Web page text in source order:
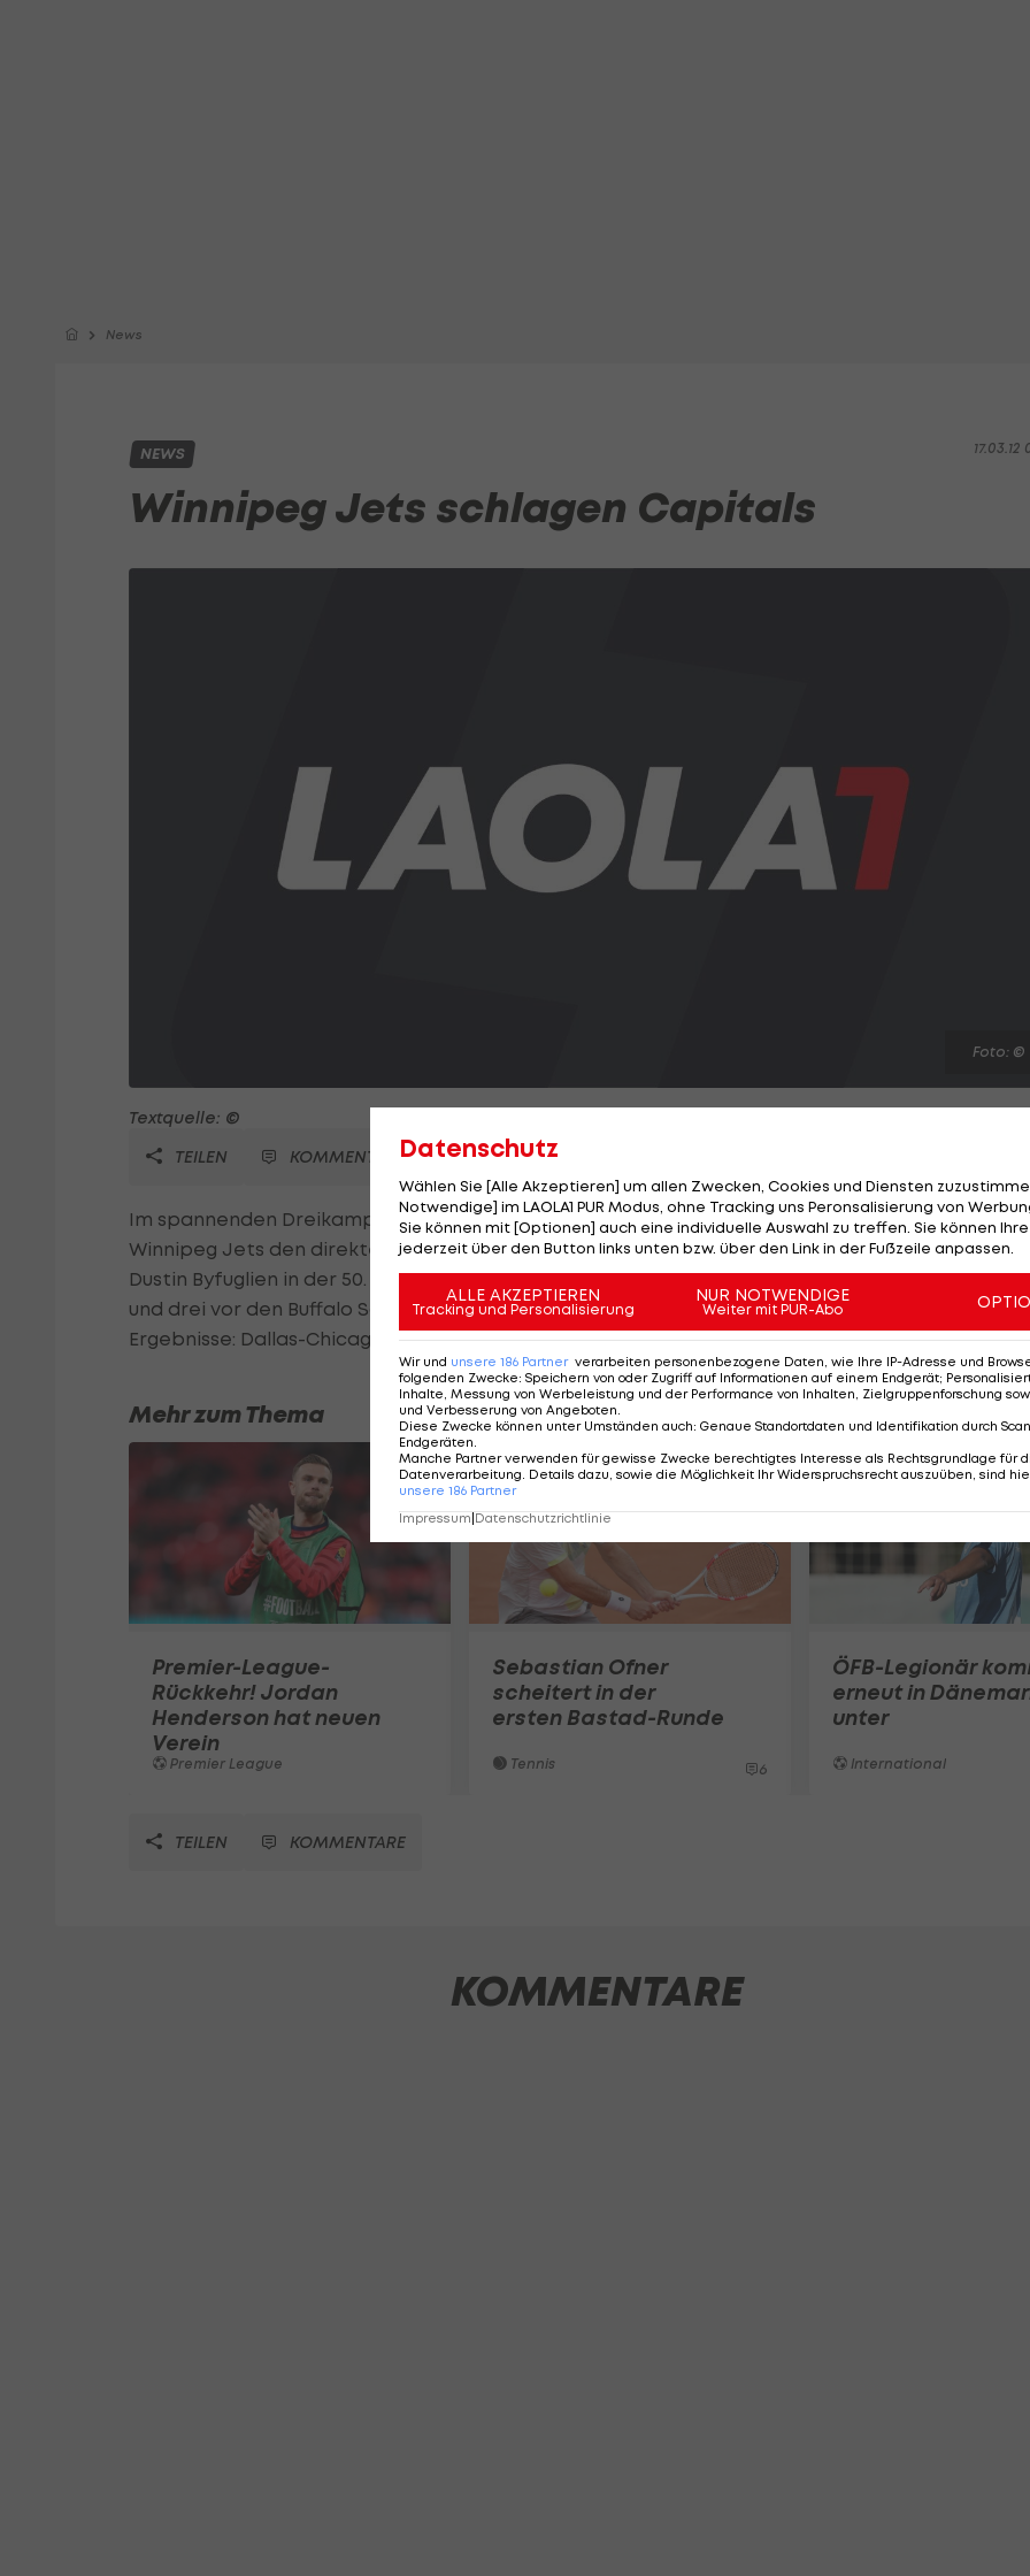
News
17.03.12
NEWS
Winnipeg Jets schlagen Capitals
Foto: ©
Textquelle: ©
TEILEN
KOMMENTARE
Im spannenden Dreikampf um Platz acht in der Eastern Conference der NHL schlagen die
Winnipeg Jets den direkten Konkurrenten aus Washington mit 3:2. Den Game-Winner erzielt
Dustin Byfuglien in der 50. Spielminute. Die Capitals liegen als Achter nun zwei Punkte vor den
und drei vor den Buffalo Sabres. Ottawa ringt Montreal mit 2:1 nach Verlängerung nieder.
Ergebnisse: Dallas-Chicago 1:4, Edmonton-Calgary 3:1, Anaheim-Los Angeles 2:4.
Mehr zum Thema
Premier-League-
Rückkehr! Jordan
Henderson hat neuen
Verein
Premier League
Sebastian Ofner
scheitert in der
ersten Bastad-Runde
Tennis 6
ÖFB-Legionär
erneut in
unter
International
TEILEN KOMMENTARE
KOMMENTARE
Datenschutz
Wählen Sie [Alle Akzeptieren] um allen Zwecken, Cookies und Diensten
Notwendige] im LAOLA1 PUR Modus, ohne Tracking uns Peronsalisierung von
Sie können mit [Optionen] auch eine individuelle Auswahl zu treffen. Sie können
jederzeit über den Button links unten bzw. über den Link in der Fußzeile anpassen.
ALLE AKZEPTIEREN
Tracking und Personalisierung
NUR NOTWENDIGE
Weiter mit PUR-Abo
Wir und unsere 186 Partner verarbeiten personenbezogene Daten, wie Ihre IP-Adresse und
folgenden Zwecke: Speichern von oder Zugriff auf Informationen auf einem Endgerät;
Inhalte, Messung von Werbeleistung und der Performance von Inhalten, Zielgruppenforschung
und Verbesserung von Angeboten
Diese Zwecke können unter Umständen auch: Genaue Standortdaten und Identifikation durch
Endgeräten
Manche Partner verwenden für gewisse Zwecke berechtigtes Interesse als Rechtsgrundlage für
Datenverarbeitung. Details dazu, sowie die Möglichkeit Ihr Widerspruchsrecht auszuüben, sind
unsere 186 Partner
Impressum|Datenschutzrichtlinie